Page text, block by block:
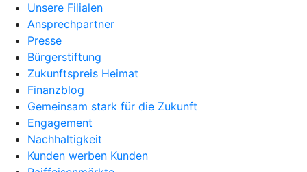
Unsere Filialen
Ansprechpartner
Presse
Bürgerstiftung
Zukunftspreis Heimat
Finanzblog
Gemeinsam stark für die Zukunft
Engagement
Nachhaltigkeit
Kunden werben Kunden